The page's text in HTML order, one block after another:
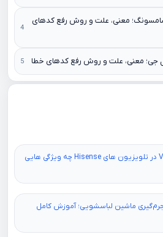
معنی، علت و روش رفع کدهای
جی؛ معنی، علت و روش رفع کدهای خطا
سیستم عامل Vidaa در تلویزیون های Hisense چه ویژگی هایی
ماشین لباسشویی؛ آموزش کامل